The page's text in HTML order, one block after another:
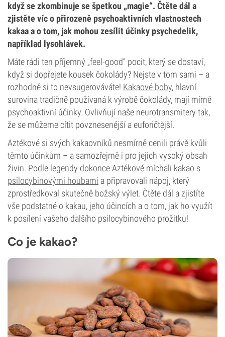
když se zkombinuje se špetkou „magie“. Čtěte dál a
zjistěte víc o přirozeně psychoaktivních vlastnostech
kakaa a o tom, jak mohou zesílit účinky psychedelik,
například lysohlávek.
Máte rádi ten příjemný „feel-good“ pocit, který se dostaví,
když si dopřejete kousek čokolády? Nejste v tom sami – a
rozhodně si to nevsugerováváte! Kakaové boby, hlavní
surovina tradičně používaná k výrobě čokolády, mají mírně
psychoaktivní účinky. Ovlivňují naše neurotransmitery tak,
že se můžeme cítit povznesenější a euforičtější.
Aztékové si svých kakaovníků nesmírně cenili právě kvůli
těmto účinkům – a samozřejmě i pro jejich vysoký obsah
živin. Podle legendy dokonce Aztékové míchali kakao s
psilocybinovými houbami a připravovali nápoj, který
zprostředkoval skutečně božský výlet. Čtěte dál a zjistíte
vše podstatné o kakau, jeho účincích a o tom, jak ho využít
k posílení vašeho dalšího psilocybinového prožitku!
Co je kakao?